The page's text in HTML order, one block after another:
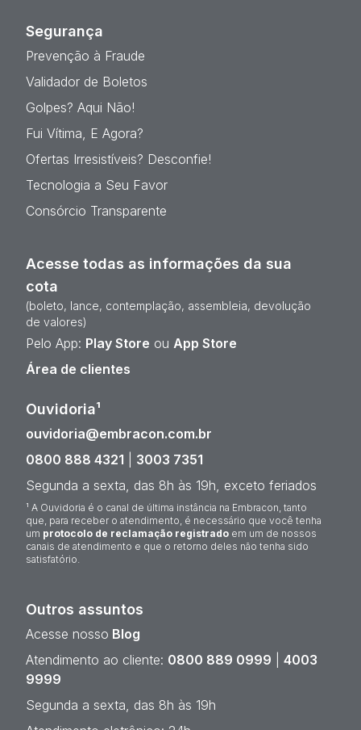
Segurança
Prevenção à Fraude
Validador de Boletos
Golpes? Aqui Não!
Fui Vítima, E Agora?
Ofertas Irresistíveis? Desconfie!
Tecnologia a Seu Favor
Consórcio Transparente
Acesse todas as informações da sua
cota
(boleto, lance, contemplação, assembleia, devolução
de valores)
Pelo App: Play Store ou App Store
Área de clientes
Ouvidoria¹
ouvidoria@embracon.com.br
0800 888 4321
3003 7351
Segunda a sexta, das 8h às 19h, exceto feriados
¹ A Ouvidoria é o canal de última instância na Embracon, tanto
que, para receber o atendimento, é necessário que você tenha
um protocolo de reclamação registrado em um de nossos
canais de atendimento e que o retorno deles não tenha sido
satisfatório.
Outros assuntos
Acesse nosso Blog
Atendimento ao cliente: 0800 889 0999
4003
9999
Segunda a sexta, das 8h às 19h